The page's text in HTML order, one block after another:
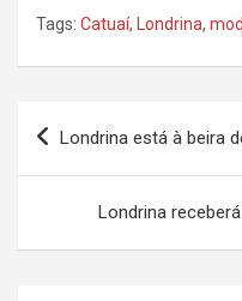
Tags: Catuaí, Londrina,
Londrina está à beira
Londrina